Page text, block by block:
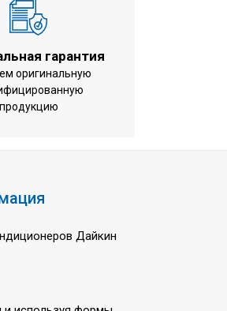
гарантия
оригинальную
продукцию
Дайкин